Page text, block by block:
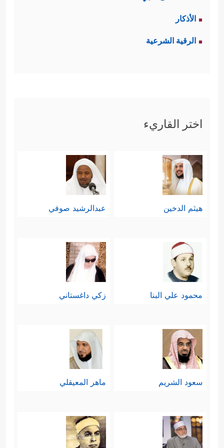
الأذكار
الرقية الشرعية
اختر القاريء
هيثم الدخين عبدالرشيد صوفي
محمود علي البنا زكي داغستاني
سعود الشريم ماهر المعيقلي